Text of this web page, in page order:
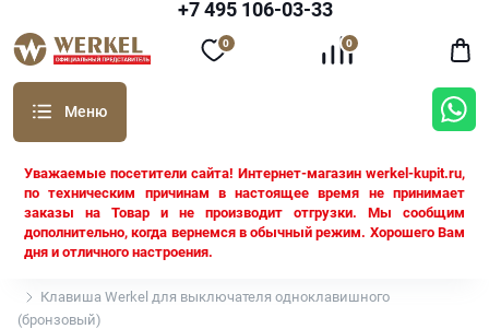
+7 495 106-03-33
Уважаемые посетители сайта! Интернет-магазин werkel-kupit.ru,
по техническим причинам в настоящее время не принимает
заказы на Товар и не производит отгрузки. Мы сообщим
дополнительно, когда вернемся в обычный режим. Хорошего Вам
дня и отличного настроения.
0 0
Клавиша Werkel для выключателя одноклавишного
(бронзовый)